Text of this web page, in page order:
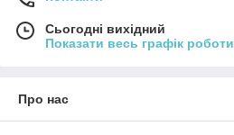
Сьогодні вихідний
Показати весь графік роботи
Про нас